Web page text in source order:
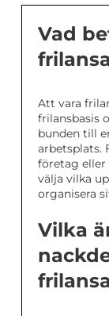
Vad
Att vara
frilansbasis
bunden till
arbetsplats.
företag eller
välja vilka
organisera
Vilka